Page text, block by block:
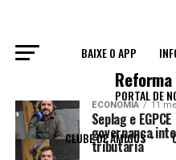
BAIXE O APP
PORTAL DE
CLUBE DE AMIGOS
All posts tagged
ECONOMIA 11
Seplag e
governança
tributária